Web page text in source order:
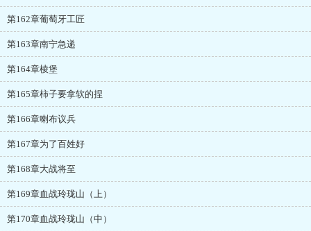
第162章葡萄牙工匠
第163章南宁急递
第164章棱堡
第165章柿子要拿软的捏
第166章喇布议兵
第167章为了百姓好
第168章大战将至
第169章血战玲珑山（上）
第170章血战玲珑山（中）